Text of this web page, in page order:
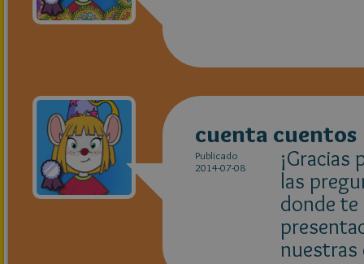
cuenta cuentos
Publicado
2014-07-08
¡Gracias
las
donde te
nuestras